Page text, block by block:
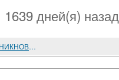
1639 дней(я) назад
ПО ПОВОДУ ОБСТОЯТЕЛЬСТВ ВОЗНИКНОВЕНИЯ ВОЕННЫХ ПОСЕЛЕНИЙ В РОССИИ